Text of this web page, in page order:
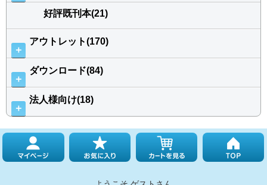
好評既刊本(21)
＋
アウトレット(170)
＋
ダウンロード(84)
＋
法人様向け(18)